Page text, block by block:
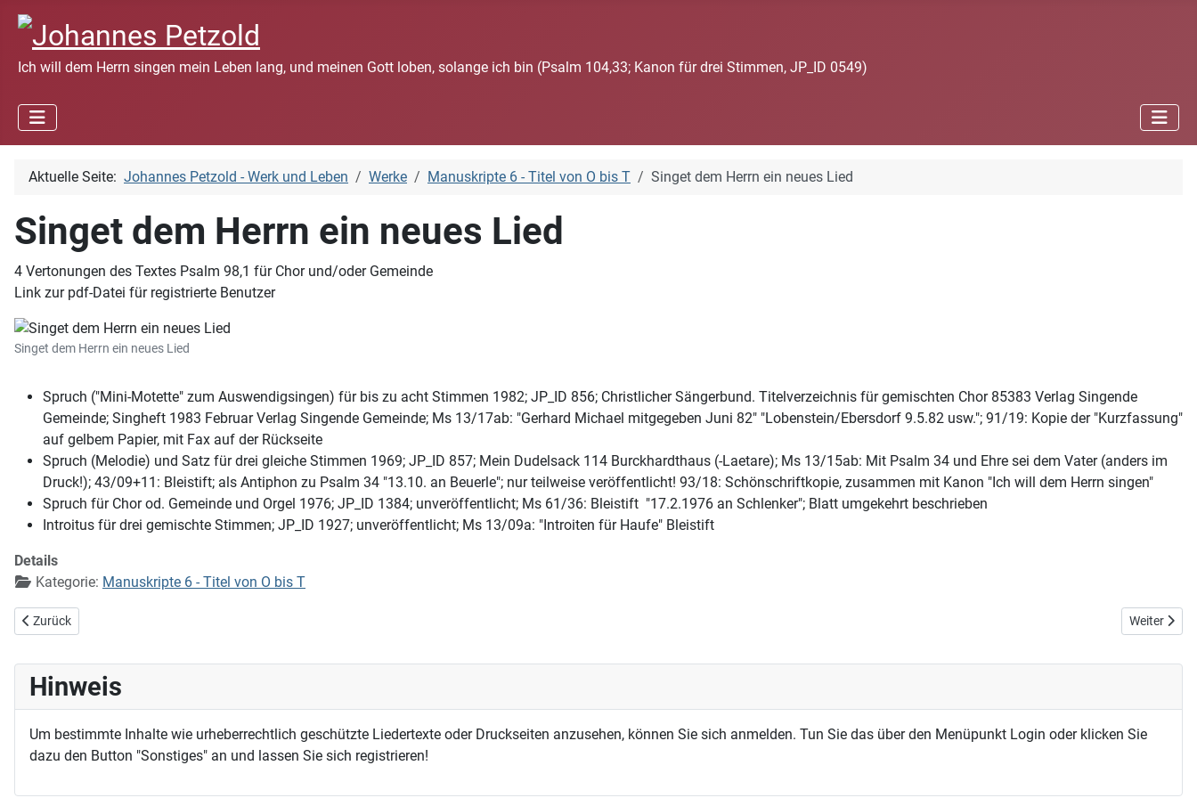
Ich will dem Herrn singen mein Leben lang, und meinen Gott loben, solange ich bin (Psalm 104,33; Kanon für drei Stimmen, JP_ID 0549)
Aktuelle Seite: Johannes Petzold - Werk und Leben Werke Manuskripte 6 - Titel von O bis T Singet dem Herrn ein neues Lied
Singet dem Herrn ein neues Lied
4 Vertonungen des Textes Psalm 98,1 für Chor und/oder Gemeinde
Link zur pdf-Datei für registrierte Benutzer
Singet dem Herrn ein neues Lied
Spruch ("Mini-Motette" zum Auswendigsingen) für bis zu acht Stimmen 1982; JP_ID 856; Christlicher Sängerbund. Titelverzeichnis für gemischten Chor 85383 Verlag Singende
Gemeinde; Singheft 1983 Februar Verlag Singende Gemeinde; Ms 13/17ab: "Gerhard Michael mitgegeben Juni 82" "Lobenstein/Ebersdorf 9.5.82 usw."; 91/19: Kopie der "Kurzfassung"
auf gelbem Papier, mit Fax auf der Rückseite
Spruch (Melodie) und Satz für drei gleiche Stimmen 1969; JP_ID 857; Mein Dudelsack 114 Burckhardthaus (-Laetare); Ms 13/15ab: Mit Psalm 34 und Ehre sei dem Vater (anders im
Druck!); 43/09+11: Bleistift; als Antiphon zu Psalm 34 "13.10. an Beuerle"; nur teilweise veröffentlicht! 93/18: Schönschriftkopie, zusammen mit Kanon "Ich will dem Herrn singen"
Spruch für Chor od. Gemeinde und Orgel 1976; JP_ID 1384; unveröffentlicht; Ms 61/36: Bleistift "17.2.1976 an Schlenker"; Blatt umgekehrt beschrieben
Introitus für drei gemischte Stimmen; JP_ID 1927; unveröffentlicht; Ms 13/09a: "Introiten für Haufe" Bleistift
Details
Kategorie: Manuskripte 6 - Titel von O bis T
Vorheriger Beitrag: Singen kann ich nicht wie du
Zurück Nächster
Weiter
Hinweis
Um bestimmte Inhalte wie urheberrechtlich geschützte Liedertexte oder Druckseiten anzusehen, können Sie sich anmelden. Tun Sie das über den Menüpunkt Login oder klicken Sie
dazu den Button "Sonstiges" an und lassen Sie sich registrieren!